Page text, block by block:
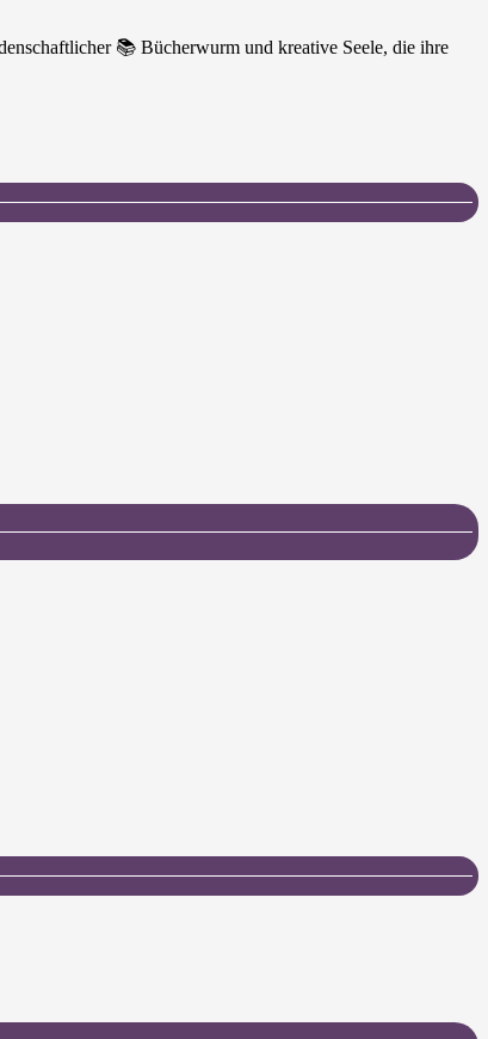
📚 Bücherwurm und kreative Seele, die ihre